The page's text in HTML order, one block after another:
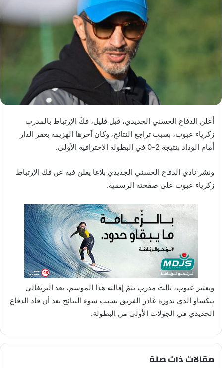
ت
و
ن
ي
أعلن الدفاع الحسني الجديدي، قبل قليل، فكّ الإرتباط بالمدرب
زكرياء عبوب، بسبب تراجع النتائج، وكان آخرها الهزيمة بعقر الدار
أمام الوداد بنتيجة 2-0 في البطولة الاحترافية الأولى.
ونشر نادي الدفاع الحسني الجديدي بلاغا يعلن فيه عن فك الإرتباط
زكرياء عبوب على صفحته الرسمية.
ويعتبر عبوب، ثالث مدرب تتمّ إقالته هذا الموسم، بعد البرتغالي
بيكساو الذي بدوره غادر الفريق بسبب سوء النتائج بعد أن قاد الدفاع
الجديدي في الجولات الأولى من البطولة.
مقالات ذات صلة